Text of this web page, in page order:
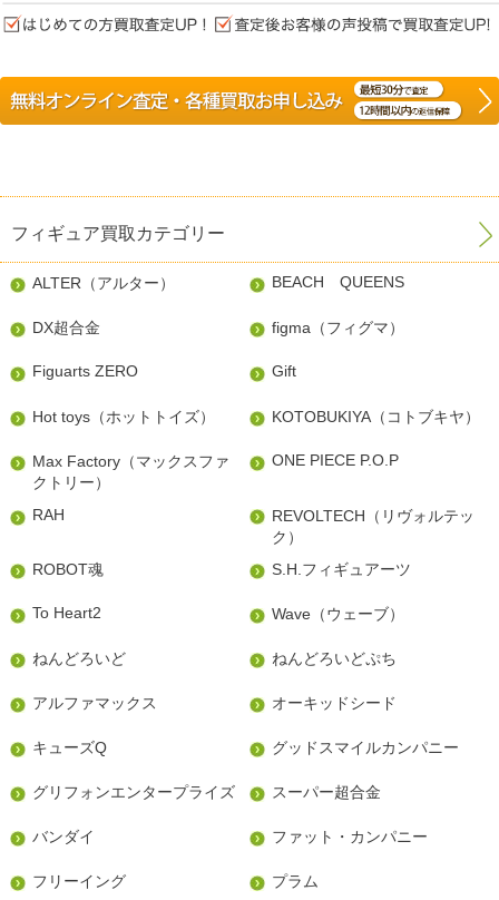
フィギュア買取カテゴリー
ALTER（アルター） BEACH QUEENS
DX超合金 figma（フィグマ）
Figuarts ZERO Gift
Hot toys（ホットトイズ） KOTOBUKIYA（コトブキヤ）
Max Factory（マックスファ
クトリー）
ONE PIECE P.O.P
RAH
REVOLTECH（リヴォルテッ
ク）
ROBOT魂
S.H.フィギュアーツ
To Heart2 Wave（ウェーブ）
ねんどろいど ねんどろいどぷち
アルファマックス オーキッドシード
キューズQ グッドスマイルカンパニー
グリフォンエンタープライズ スーパー超合金
バンダイ ファット・カンパニー
フリーイング プラム